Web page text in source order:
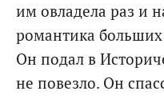
им овладела раз и
романтика больших
Он подал в
не повезло. Он